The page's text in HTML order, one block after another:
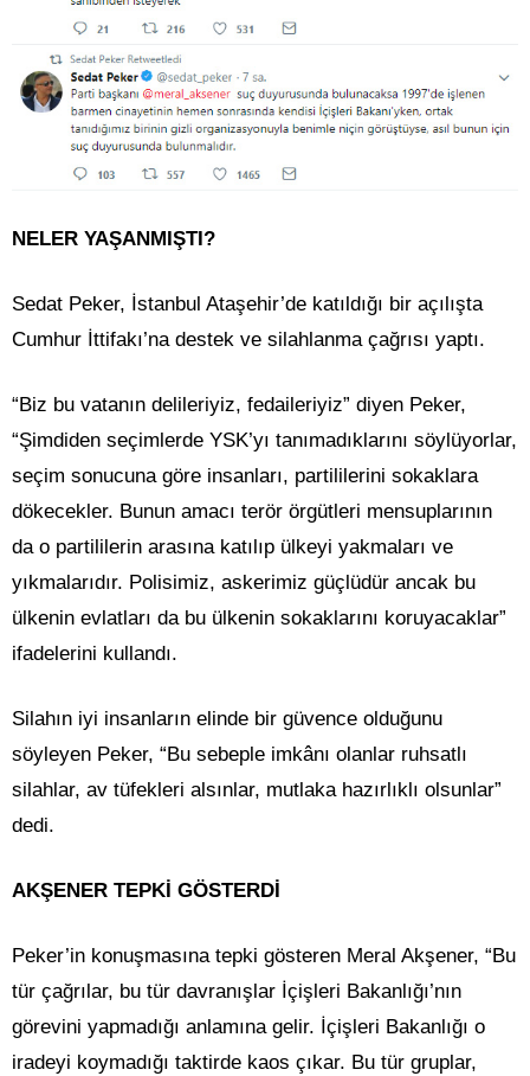
NELER YAŞANMIŞTI?
Sedat Peker, İstanbul Ataşehir’de katıldığı bir açılışta
Cumhur İttifakı’na destek ve silahlanma çağrısı yaptı.
“Biz bu vatanın delileriyiz, fedaileriyiz” diyen Peker,
“Şimdiden seçimlerde YSK’yı tanımadıklarını söylüyorlar,
seçim sonucuna göre insanları, partililerini sokaklara
dökecekler. Bunun amacı terör örgütleri mensuplarının
da o partililerin arasına katılıp ülkeyi yakmaları ve
yıkmalarıdır. Polisimiz, askerimiz güçlüdür ancak bu
ülkenin evlatları da bu ülkenin sokaklarını koruyacaklar”
ifadelerini kullandı.
Silahın iyi insanların elinde bir güvence olduğunu
söyleyen Peker, “Bu sebeple imkânı olanlar ruhsatlı
silahlar, av tüfekleri alsınlar, mutlaka hazırlıklı olsunlar”
dedi.
AKŞENER TEPKİ GÖSTERDİ
Peker’in konuşmasına tepki gösteren Meral Akşener, “Bu
tür çağrılar, bu tür davranışlar İçişleri Bakanlığı’nın
görevini yapmadığı anlamına gelir. İçişleri Bakanlığı o
iradeyi koymadığı taktirde kaos çıkar. Bu tür gruplar,